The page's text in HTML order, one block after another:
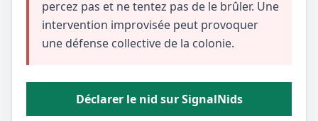
percez pas et ne tentez pas de le brûler. Une
intervention improvisée peut provoquer
une défense collective de la colonie.
Déclarer le nid sur SignalNids